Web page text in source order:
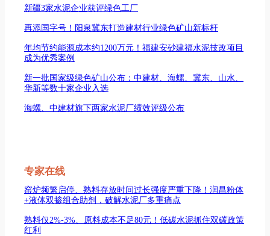
新疆3家水泥企业获评绿色工厂
再添国字号！阳泉冀东打造建材行业绿色矿山新标杆
年均节约能源成本约1200万元！福建安砂建福水泥技改项目
成为优秀案例
新一批国家级绿色矿山公布：中建材、海螺、冀东、山水、
华新等数十家企业入选
海螺、中建材旗下两家水泥厂绩效评级公布
专家在线
窑炉频繁启停、熟料存放时间过长强度严重下降！润昌粉体
+液体双掺组合助剂，破解水泥厂多重痛点
熟料仅2%-3%、原料成本不足80元！低碳水泥抓住双碳政策
红利